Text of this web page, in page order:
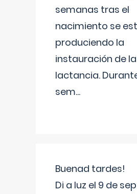
semanas tras el
nacimiento se
produciendo la
instauración de la
lactancia.
sem...
Buenad tardes!
Di a luz el 9 de